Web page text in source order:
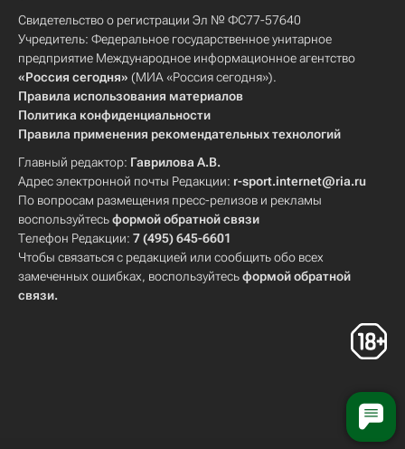
Свидетельство о регистрации Эл № ФС77-57640
Учредитель: Федеральное государственное унитарное
предприятие Международное информационное агентство
«Россия сегодня» (МИА «Россия сегодня»).
Правила использования материалов
Политика конфиденциальности
Правила применения рекомендательных технологий
Главный редактор: Гаврилова А.В.
Адрес электронной почты Редакции: r-sport.internet@ria.ru
По вопросам размещения пресс-релизов и рекламы
воспользуйтесьформой обратной связи
Телефон Редакции: 7 (495) 645-6601
Чтобы связаться с редакцией или сообщить обо всех
замеченных ошибках, воспользуйтесьформой обратной
связи.